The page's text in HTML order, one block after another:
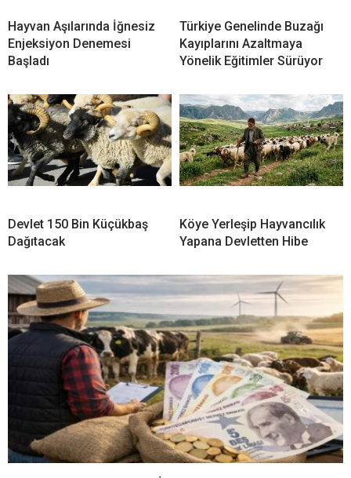
Hayvan Aşılarında İğnesiz
Enjeksiyon Denemesi
Başladı
Türkiye Genelinde Buzağı
Kayıplarını Azaltmaya
Yönelik Eğitimler Sürüyor
Devlet 150 Bin Küçükbaş
Dağıtacak
Köye Yerleşip Hayvancılık
Yapana Devletten Hibe